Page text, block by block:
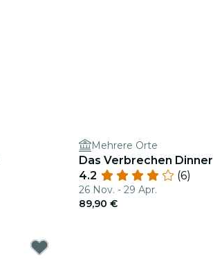
Mehrere Orte
Das Verbrechen Dinner
4.2
(6)
26 Nov. - 29 Apr.
89,90 €